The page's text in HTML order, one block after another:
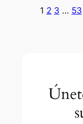
1 2 3 … 53